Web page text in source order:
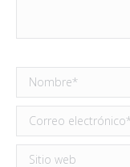
Nombre *
Correo electrónico *
Sitio web